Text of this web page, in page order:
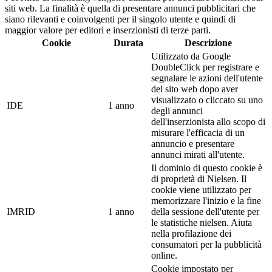
siti web. La finalità è quella di presentare annunci pubblicitari che
siano rilevanti e coinvolgenti per il singolo utente e quindi di
maggior valore per editori e inserzionisti di terze parti.
Cookie
Durata Descrizione
IDE 1 anno
Utilizzato da Google
DoubleClick per registrare e
segnalare le azioni dell'utente
del sito web dopo aver
visualizzato o cliccato su uno
degli annunci
dell'inserzionista allo scopo di
misurare l'efficacia di un
annuncio e presentare
annunci mirati all'utente.
IMRID 1 anno
Il dominio di questo cookie è
di proprietà di Nielsen. Il
cookie viene utilizzato per
memorizzare l'inizio e la fine
della sessione dell'utente per
le statistiche nielsen. Aiuta
nella profilazione dei
consumatori per la pubblicità
online.
Cookie impostato per